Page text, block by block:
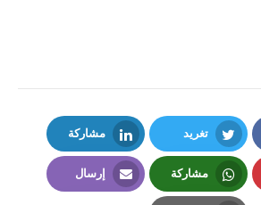
تغريد
Twitter
مشاركة
LinkedIn
مشاركة
Whatsapp
إرسال